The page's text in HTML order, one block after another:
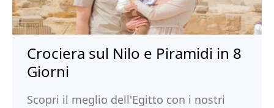
Crociera sul Nilo e Piramidi in 8
Giorni
Scopri il meglio dell'Egitto con i nostri